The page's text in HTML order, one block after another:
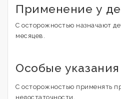
Применение у
С осторожностью назначают
месяцев.
Особые указания
С осторожностью применять
недостаточности.